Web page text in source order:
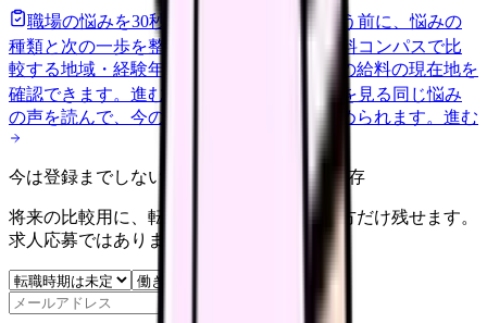
職場の悩みを30秒で診断
辞めるべきか迷う前に、悩みの
種類と次の一歩を整理します。
給料コンパスで比
較する地域・経験年数・施設形態から、今の給料の現在地を
確認できます。 進む 匿名掲示板で本音を見る 同じ悩み
の声を読んで、今の職場だけの問題か確かめられます。 進む
今は登録までしない人向け: 希望条件だけ保存
将来の比較用に、転職時期と気になる働き方だけ残せます。
求人応募ではありません。